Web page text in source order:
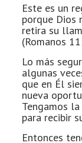
Este es un
porque Dios
retira su
(Romanos
Lo más
algunas
que en Él
nueva
Tengamos
para recibir
Entonces